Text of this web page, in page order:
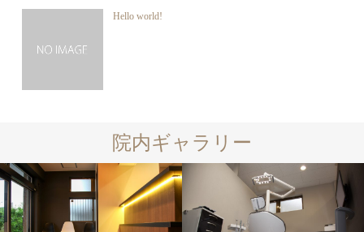
Hello world!
院内ギャラリー